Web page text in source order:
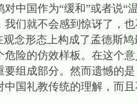
中国作为“缓和”或者说
我们就不会感到惊讶了，
观念形态上构成了孟德斯
险的仿效样板。在这个
组成部分。然而遗憾的
国礼教传统的理解，而